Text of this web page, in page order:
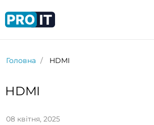
Головна HDMI
HDMI
08 квітня, 2025